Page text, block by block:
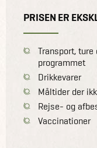
PRISEN ER
Transport,
programmet
Drikkevarer
Måltider der
Rejse- og
Vaccinationer